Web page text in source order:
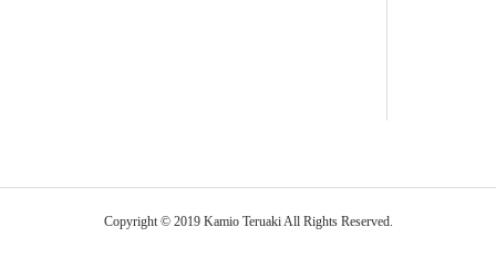
Copyright © 2019 Kamio Teruaki All Rights Reserved.